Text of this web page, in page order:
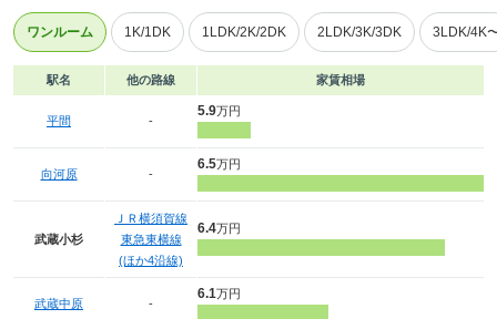
ワンルーム 1K/1DK 1LDK/2K/2DK 2LDK/3K/3DK 3LDK/4K
駅名 他の路線 家賃相場
平間 -
5.9万円
向河原 -
6.5万円
武蔵小杉
ＪＲ横須賀線
東急東横線
(ほか4沿線)
6.4万円
武蔵中原 -
6.1万円